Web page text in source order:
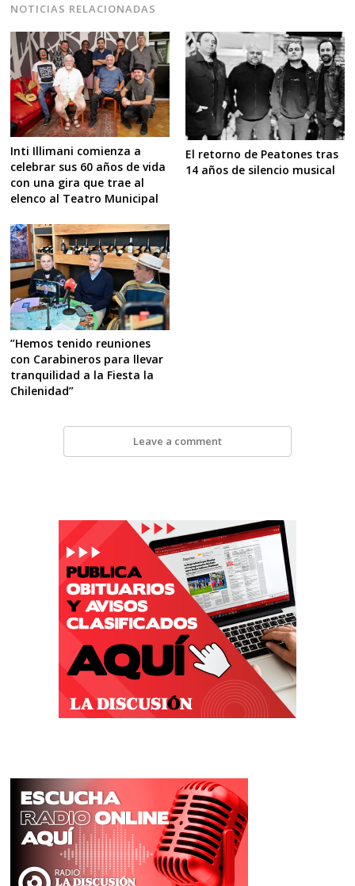
NOTICIAS RELACIONADAS
Inti Illimani comienza a
celebrar sus 60 años de vida
con una gira que trae al
elenco al Teatro Municipal
El retorno de Peatones tras
14 años de silencio musical
”Hemos tenido reuniones
con Carabineros para llevar
tranquilidad a la Fiesta la
Chilenidad”
Leave a comment